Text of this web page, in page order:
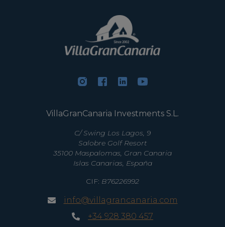
VillaGranCanaria Investments S.L.
C/ Swing Los Lagos, 9
Salobre Golf Resort
35100 Maspalomas, Gran Canaria
Islas Canarias, España
CIF: B76226992
info@villagrancanaria.com
+34 928 380 457